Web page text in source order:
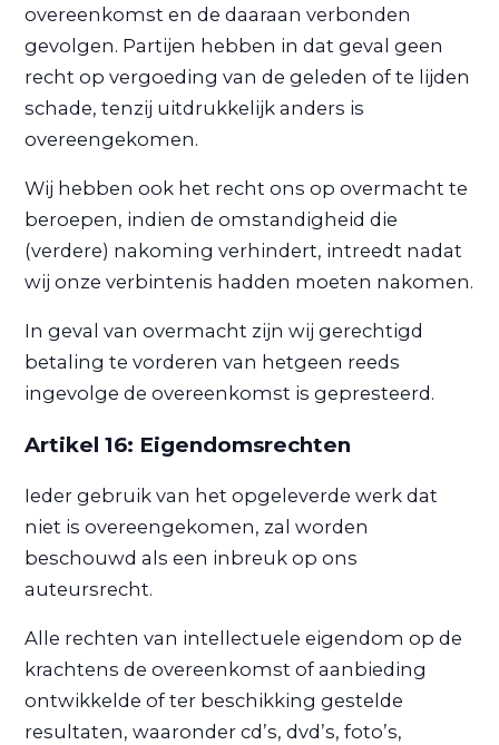
overeenkomst en de daaraan verbonden
gevolgen. Partijen hebben in dat geval geen
recht op vergoeding van de geleden of te lijden
schade, tenzij uitdrukkelijk anders is
overeengekomen.
Wij hebben ook het recht ons op overmacht te
beroepen, indien de omstandigheid die
(verdere) nakoming verhindert, intreedt nadat
wij onze verbintenis hadden moeten nakomen.
In geval van overmacht zijn wij gerechtigd
betaling te vorderen van hetgeen reeds
ingevolge de overeenkomst is gepresteerd.
Artikel 16: Eigendomsrechten
Ieder gebruik van het opgeleverde werk dat
niet is overeengekomen, zal worden
beschouwd als een inbreuk op ons
auteursrecht.
Alle rechten van intellectuele eigendom op de
krachtens de overeenkomst of aanbieding
ontwikkelde of ter beschikking gestelde
resultaten, waaronder cd’s, dvd’s, foto’s,